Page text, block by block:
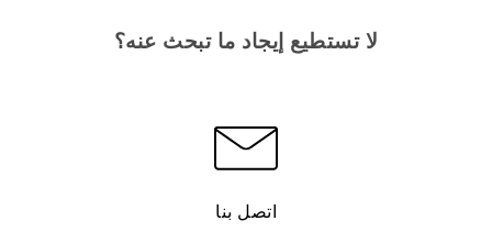
لا تستطيع إيجاد ما تبحث عنه؟
اتصل بنا